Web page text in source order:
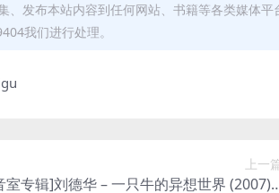
、发布本站内容到任何网站、书籍等各类媒体
我们进行处理。
上一
室专辑]刘德华 – 一只牛的异想世界 (2007)